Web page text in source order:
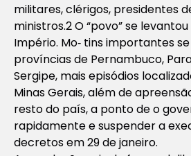
militares, clérigos, presidentes
ministros.2 O “povo” se
Império. Mo‐ tins importantes
províncias de Pernambuco,
Sergipe, mais episódios
Minas Gerais, além de
resto do país, a ponto de o
rapidamente e suspender a
decretos em 29 de janeiro.